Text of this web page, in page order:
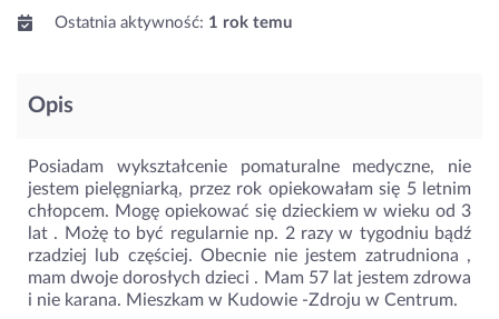
Ostatnia aktywność: 1 rok temu
Opis
Posiadam wykształcenie pomaturalne medyczne, nie
jestem pielęgniarką, przez rok opiekowałam się 5 letnim
chłopcem. Mogę opiekować się dzieckiem w wieku od 3
lat . Możę to być regularnie np. 2 razy w tygodniu bądź
rzadziej lub częściej. Obecnie nie jestem zatrudniona ,
mam dwoje dorosłych dzieci . Mam 57 lat jestem zdrowa
i nie karana. Mieszkam w Kudowie -Zdroju w Centrum.